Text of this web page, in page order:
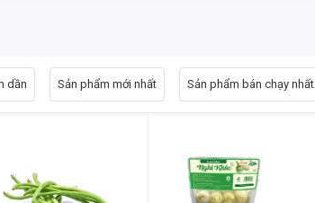
dần Sản phẩm mới nhất Sản phẩm bán chạy nhất